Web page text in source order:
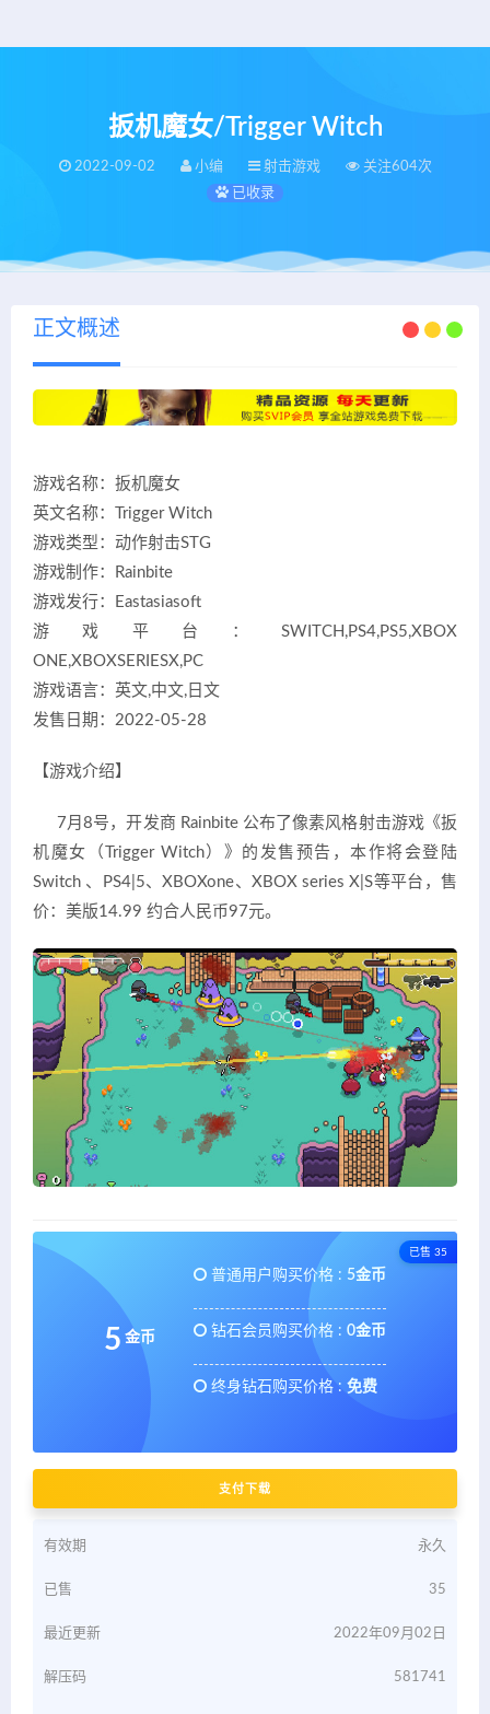
扳机魔女/Trigger Witch
2022-09-02 小编 射击游戏
关注604次
已收录
正文概述
游戏名称：扳机魔女
英文名称：Trigger Witch
游戏类型：动作射击STG
游戏制作：Rainbite
游戏发行：Eastasiasoft
游戏平台：SWITCH,PS4,PS5,XBOX
ONE,XBOXSERIESX,PC
游戏语言：英文,中文,日文
发售日期：2022-05-28
【游戏介绍】
7月8号，开发商 Rainbite 公布了像素风格射击游戏《扳
机魔女（Trigger Witch）》的发售预告，本作将会登陆
Switch 、PS4|5、XBOXone、XBOX series X|S等平台，售
价：美版14.99 约合人民币97元。
已售 35
5 金币
普通用户购买价格 : 5金币
钻石会员购买价格 : 0金币
终身钻石购买价格 : 免费
支付下载
有效期 永久
已售 35
最近更新 2022年09月02日
解压码 581741